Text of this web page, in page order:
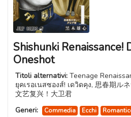
Shishunki Renaissance!
Oneshot
Titoli alternativi: Teenage
ยุคเรอเนสซองส์! เดวิดคุง, 思春期ル
文艺复兴！大卫君
Generi:
Commedia Ecchi